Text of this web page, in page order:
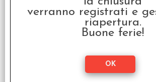
€8,79
verranno registrati e
riapertura.
Buone ferie!